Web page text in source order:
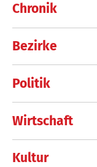
Chronik
Bezirke
Politik
Wirtschaft
Kultur